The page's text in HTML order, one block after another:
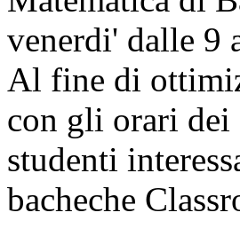
venerdi' dalle 9
Al fine di
con gli orari dei
studenti
bacheche